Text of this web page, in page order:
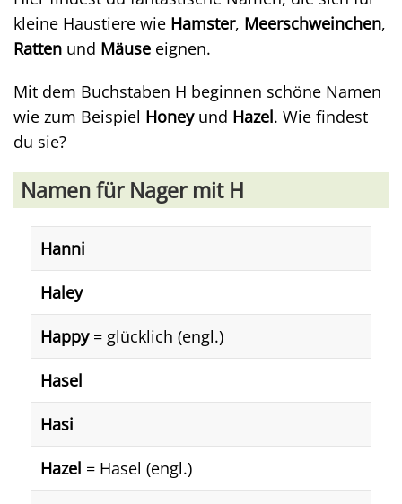
kleine Haustiere wie Hamster, Meerschweinchen,
Ratten und Mäuse eignen.
Mit dem Buchstaben H beginnen schöne Namen
wie zum Beispiel Honeyund Hazel. Wie findest
du sie?
Namen für Nager mit H
Hanni
Haley
Happy= glücklich (engl.)
Hasel
Hasi
Hazel = Hasel (engl.)